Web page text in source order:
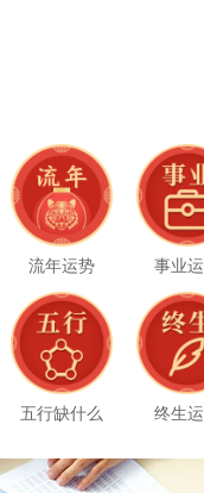
流年运势 事业
五行缺什么 终生